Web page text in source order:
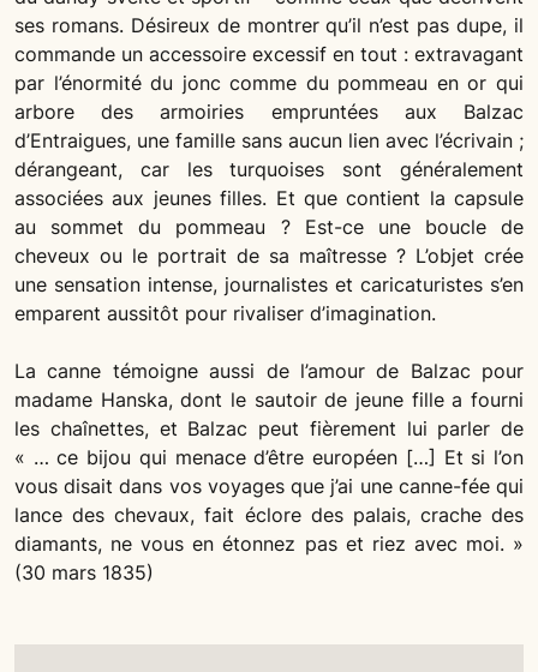
ses romans. Désireux de montrer qu’il n’est pas dupe, il
commande un accessoire excessif en tout : extravagant
par l’énormité du jonc comme du pommeau en or qui
arbore des armoiries empruntées aux Balzac
d’Entraigues, une famille sans aucun lien avec l’écrivain ;
dérangeant, car les turquoises sont généralement
associées aux jeunes filles. Et que contient la capsule
au sommet du pommeau ? Est-ce une boucle de
cheveux ou le portrait de sa maîtresse ? L’objet crée
une sensation intense, journalistes et caricaturistes s’en
emparent aussitôt pour rivaliser d’imagination.
La canne témoigne aussi de l’amour de Balzac pour
madame Hanska, dont le sautoir de jeune fille a fourni
les chaînettes, et Balzac peut fièrement lui parler de
« … ce bijou qui menace d’être européen […] Et si l’on
vous disait dans vos voyages que j’ai une canne-fée qui
lance des chevaux, fait éclore des palais, crache des
diamants, ne vous en étonnez pas et riez avec moi. »
(30 mars 1835)